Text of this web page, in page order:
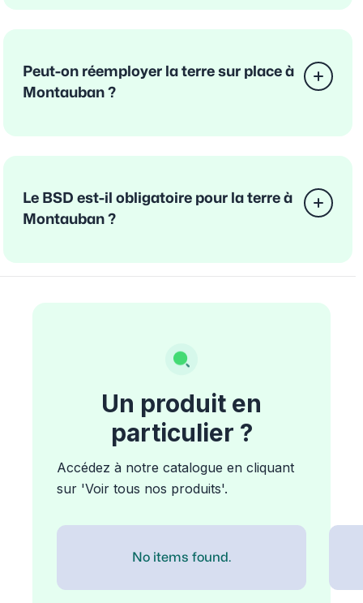
Peut-on réemployer la terre sur place à
Montauban ?
Le BSD est-il obligatoire pour la terre à
Montauban ?
Un produit en
particulier ?
Accédez à notre catalogue en cliquant
sur 'Voir tous nos produits'.
No items found.